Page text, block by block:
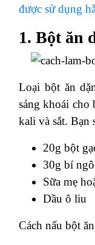
được sử dụng
1. Bột ăn
Loại bột ăn
sảng khoái cho
kali và sắt. Bạn
20g bột
30g bí ngô
Sữa mẹ
Dầu ô liu
Cách nấu bột